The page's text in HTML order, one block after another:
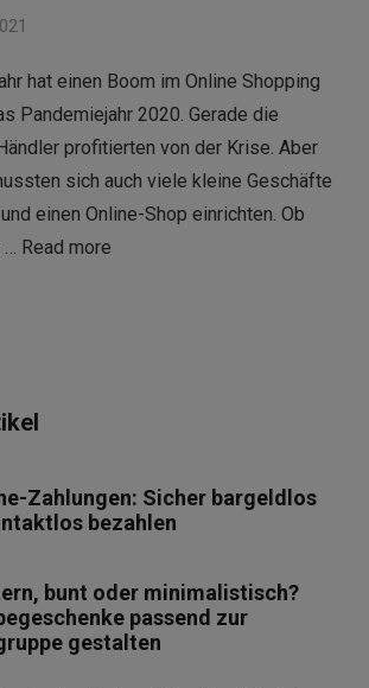
hat einen Boom im Online Shopping
Pandemiejahr 2020. Gerade die
profitierten von der Krise. Aber
sich auch viele kleine Geschäfte
einen Online-Shop einrichten. Ob
Read more
Zahlungen: Sicher bargeldlos
bezahlen
bunt oder minimalistisch?
passend zur
gestalten